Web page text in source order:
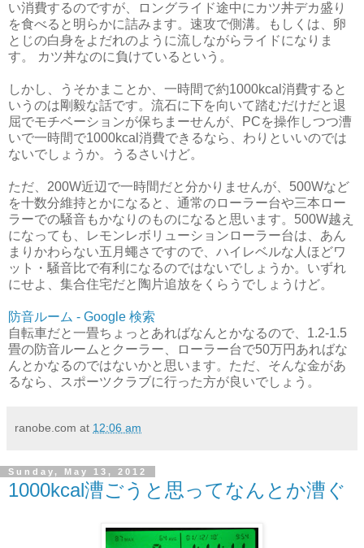
い消費するのですが、ロングライド途中にカツ丼デカ盛り
を食べると明らかに詰みます。速攻で側溝。もしくは、卵
とじの白身をよだれのように流しながらライドになりま
す。 カツ丼なのに負けているという。
しかし、うそかまことか、一時間で約1000kcal消費すると
いうのは剛毅な話です。流石に下を向いて踏むだけだと退
屈でモチベーションが保ちまーせんが、PCを操作しつつ漕
いで一時間で1000kcal消費できるなら、わりといいのでは
ないでしょうか。うるさいけど。
ただ、200W近辺で一時間だと分かりませんが、500Wなど
を十数分維持とかになると、通常のローラー台や三本ロー
ラーでの騒音もかなりのものになると思います。500W越え
になっても、レモンレボリューションローラー台は、あん
まりかわらない五月蠅さですので、ハイレベルな人ほどワ
ット・騒音比で有利になるのではないでしょうか。いずれ
にせよ、集合住宅だと陶片追放をくらうでしょうけど。
防音ルーム - Google 検索
自転車だと一畳ちょっとあればなんとかなるので、1.2-1.5
畳の防音ルームとクーラー、ローラー台で50万円あればな
んとかなるのではないかと思います。ただ、そんな金があ
るなら、スポーツクラブに行った方が良いでしょう。
ranobe.com at 12:06 am
Sunday, May 13, 2012
1000kcal漕ごうと思ってなんとか漕ぐ